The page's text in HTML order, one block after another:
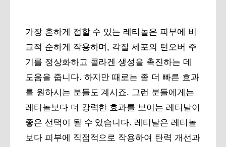
가장 흔하게 접할 수 있는 레티놀은 피부에 비
교적 순하게 작용하며, 각질 세포의 턴오버 주
기를 정상화하고 콜라겐 생성을 촉진하는 데
도움을 줍니다. 하지만 때로는 좀 더 빠른 효과
를 원하시는 분들도 계시죠. 그런 분들에게는
레티놀보다 더 강력한 효과를 보이는 레티날이
좋은 선택이 될 수 있습니다. 레티날은 레티놀
보다 피부에 직접적으로 작용하여 탄력 개선과